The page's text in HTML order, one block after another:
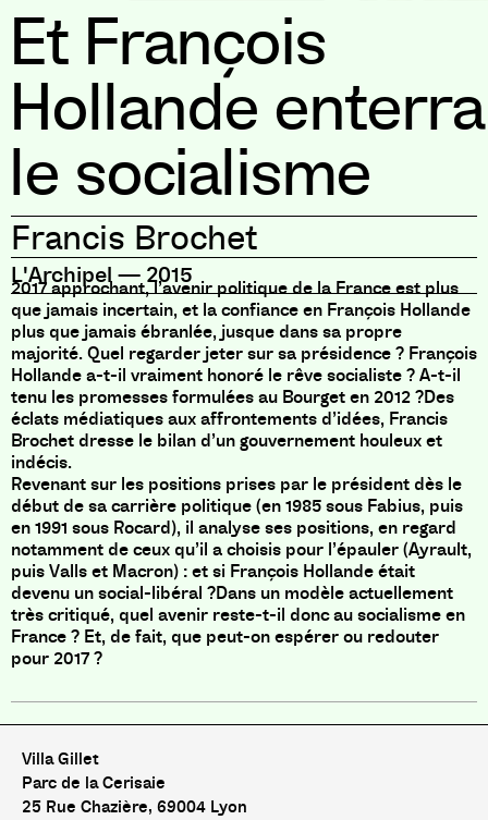
Et François
Hollande enterra
le socialisme
Francis Brochet
L'Archipel— 2015
2017 approchant, l’avenir politique de la France est plus
que jamais incertain, et la confiance en François Hollande
plus que jamais ébranlée, jusque dans sa propre
majorité. Quel regarder jeter sur sa présidence ? François
Hollande a-t-il vraiment honoré le rêve socialiste ? A-t-il
tenu les promesses formulées au Bourget en 2012 ?Des
éclats médiatiques aux affrontements d’idées, Francis
Brochet dresse le bilan d’un gouvernement houleux et
indécis.
Revenant sur les positions prises par le président dès le
début de sa carrière politique (en 1985 sous Fabius, puis
en 1991 sous Rocard), il analyse ses positions, en regard
notamment de ceux qu’il a choisis pour l’épauler (Ayrault,
puis Valls et Macron) : et si François Hollande était
devenu un social-libéral ?Dans un modèle actuellement
très critiqué, quel avenir reste-t-il donc au socialisme en
France ? Et, de fait, que peut-on espérer ou redouter
pour 2017 ?
Villa Gillet
Parc de la Cerisaie
25 Rue Chazière, 69004 Lyon